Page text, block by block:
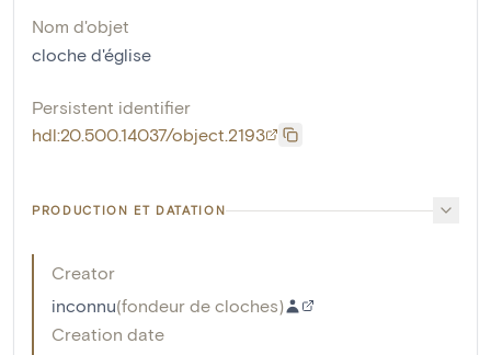
Nom d'objet
cloche d'église
Persistent identifier
hdl:20.500.14037/object.2193
PRODUCTION ET DATATION
Creator
inconnu(fondeur de cloches)
Creation date